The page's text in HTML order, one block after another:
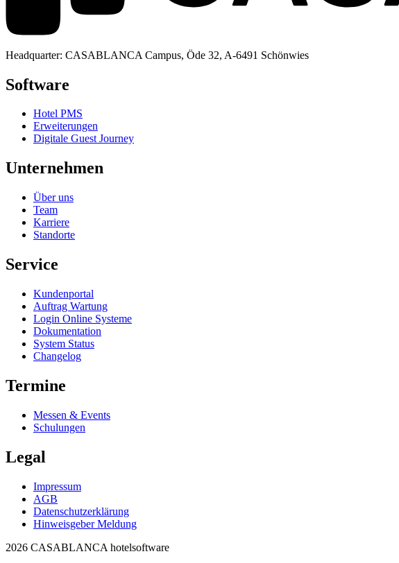
Headquarter: CASABLANCA Campus, Öde 32, A-6491 Schönwies
Software
Hotel PMS
Erweiterungen
Digitale Guest Journey
Unternehmen
Über uns
Team
Karriere
Standorte
Service
Kundenportal
Auftrag Wartung
Login Online Systeme
Dokumentation
System Status
Changelog
Termine
Messen & Events
Schulungen
Legal
Impressum
AGB
Datenschutzerklärung
Hinweisgeber Meldung
2026 CASABLANCA hotelsoftware